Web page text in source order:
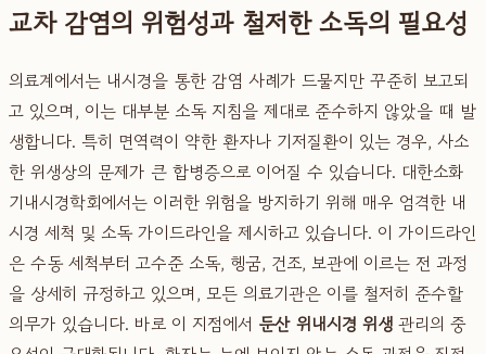
교차 감염의 위험성과 철저한 소독의 필요성
의료계에서는 내시경을 통한 감염 사례가 드물지만 꾸준히 보고되
고 있으며, 이는 대부분 소독 지침을 제대로 준수하지 않았을 때 발
생합니다. 특히 면역력이 약한 환자나 기저질환이 있는 경우, 사소
한 위생상의 문제가 큰 합병증으로 이어질 수 있습니다. 대한소화
기내시경학회에서는 이러한 위험을 방지하기 위해 매우 엄격한 내
시경 세척 및 소독 가이드라인을 제시하고 있습니다. 이 가이드라인
은 수동 세척부터 고수준 소독, 헹굼, 건조, 보관에 이르는 전 과정
을 상세히 규정하고 있으며, 모든 의료기관은 이를 철저히 준수할
의무가 있습니다. 바로 이 지점에서 둔산 위내시경 위생 관리의 중